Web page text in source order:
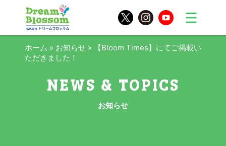
ホーム » お知らせ »
【Bloom Times】にてご掲載い
ただきました！
お知らせ